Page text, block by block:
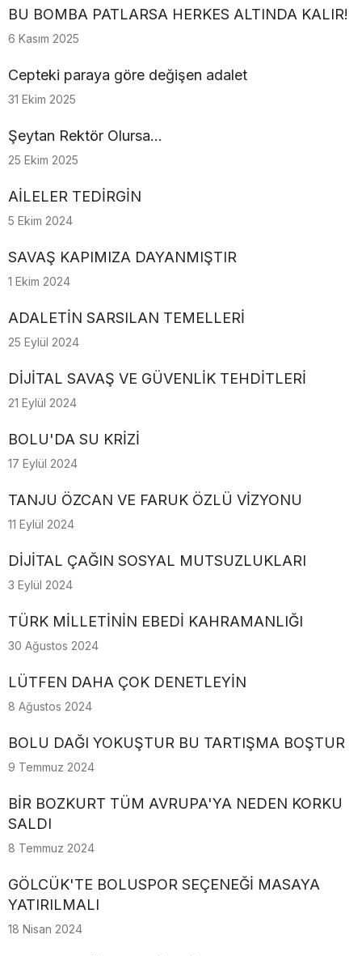
BU BOMBA PATLARSA HERKES ALTINDA KALIR!
6 Kasım 2025
Cepteki paraya göre değişen adalet
31 Ekim 2025
Şeytan Rektör Olursa…
25 Ekim 2025
AİLELER TEDİRGİN
5 Ekim 2024
SAVAŞ KAPIMIZA DAYANMIŞTIR
1 Ekim 2024
ADALETİN SARSILAN TEMELLERİ
25 Eylül 2024
DİJİTAL SAVAŞ VE GÜVENLİK TEHDİTLERİ
21 Eylül 2024
BOLU'DA SU KRİZİ
17 Eylül 2024
TANJU ÖZCAN VE FARUK ÖZLÜ VİZYONU
11 Eylül 2024
DİJİTAL ÇAĞIN SOSYAL MUTSUZLUKLARI
3 Eylül 2024
TÜRK MİLLETİNİN EBEDİ KAHRAMANLIĞI
30 Ağustos 2024
LÜTFEN DAHA ÇOK DENETLEYİN
8 Ağustos 2024
BOLU DAĞI YOKUŞTUR BU TARTIŞMA BOŞTUR
9 Temmuz 2024
BİR BOZKURT TÜM AVRUPA'YA NEDEN KORKU
SALDI
8 Temmuz 2024
GÖLCÜK'TE BOLUSPOR SEÇENEĞİ MASAYA
YATIRILMALI
18 Nisan 2024